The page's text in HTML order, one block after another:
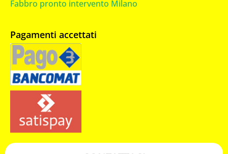
Fabbro pronto intervento Milano
Pagamenti accettati